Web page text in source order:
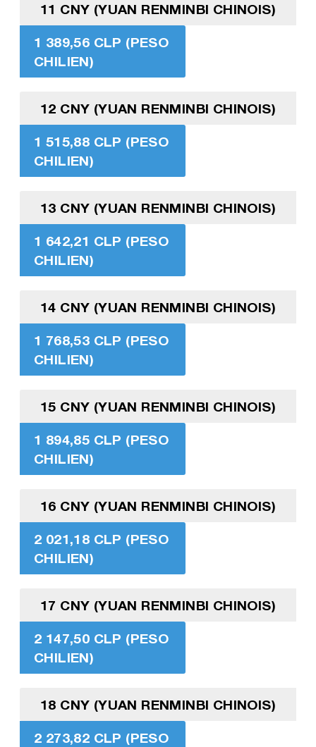
11 CNY (YUAN RENMINBI CHINOIS)
1 389,56 CLP (PESO
CHILIEN)
12 CNY (YUAN RENMINBI CHINOIS)
1 515,88 CLP (PESO
CHILIEN)
13 CNY (YUAN RENMINBI CHINOIS)
1 642,21 CLP (PESO
CHILIEN)
14 CNY (YUAN RENMINBI CHINOIS)
1 768,53 CLP (PESO
CHILIEN)
15 CNY (YUAN RENMINBI CHINOIS)
1 894,85 CLP (PESO
CHILIEN)
16 CNY (YUAN RENMINBI CHINOIS)
2 021,18 CLP (PESO
CHILIEN)
17 CNY (YUAN RENMINBI CHINOIS)
2 147,50 CLP (PESO
CHILIEN)
18 CNY (YUAN RENMINBI CHINOIS)
2 273,82 CLP (PESO